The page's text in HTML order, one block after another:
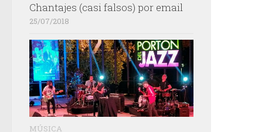
Chantajes (casi falsos) por email
25/07/2018
MÚSICA